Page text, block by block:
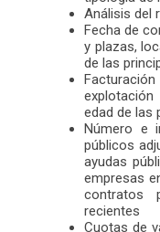
Análisis del
Fecha de
y plazas,
de las
edad de las
Número e
públicos
ayudas
empresas
contratos
recientes
Cuotas de